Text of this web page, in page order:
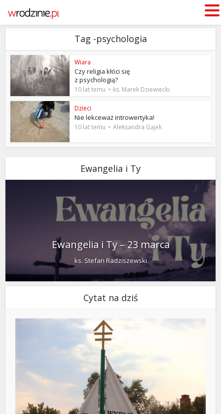
Tag -psychologia
Wiara
Czy religia kłóci się
z psychologią?
10 lat temu ks. Marek Dziewiecki
Dzieci
Nie lekceważ introwertyka!
10 lat temu Aleksandra Gajek
Ewangelia i Ty
Ewangelia i Ty – 23 marca
ks. Stefan Radziszewski
Cytat na dziś